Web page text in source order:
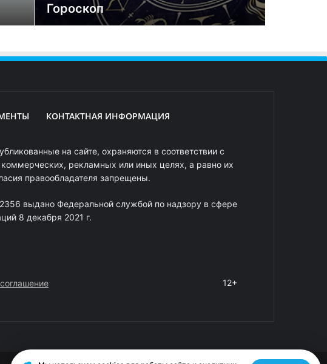
Гороскоп
КОНТАКТНАЯ ИНФОРМАЦИЯ
на сайте, охраняются в соответствии с
коммерческих, рекламных или иных целях, а равно их
правообладателя запрещены.
выдано Федеральной службой по надзору в сфере
8 декабря 2021 г.
12+